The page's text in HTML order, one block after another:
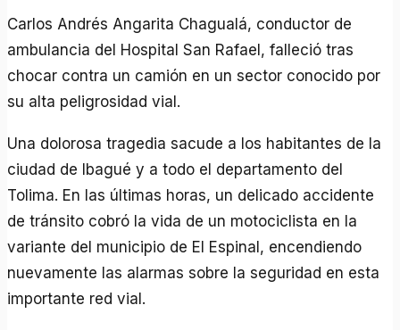
Carlos Andrés Angarita Chagualá, conductor de
ambulancia del Hospital San Rafael, falleció tras
chocar contra un camión en un sector conocido por
su alta peligrosidad vial.
Una dolorosa tragedia sacude a los habitantes de la
ciudad de Ibagué y a todo el departamento del
Tolima. En las últimas horas, un delicado accidente
de tránsito cobró la vida de un motociclista en la
variante del municipio de El Espinal, encendiendo
nuevamente las alarmas sobre la seguridad en esta
importante red vial.